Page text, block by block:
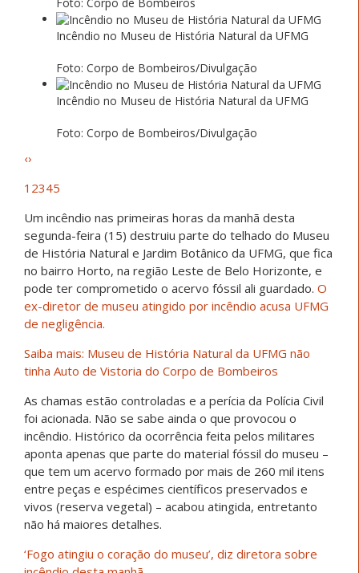
Incêndio no Museu de História Natural da UFMG
Foto: Corpo de Bombeiros/Divulgação
Incêndio no Museu de História Natural da UFMG
Foto: Corpo de Bombeiros/Divulgação
‹›
1 2345
Um incêndio nas primeiras horas da manhã desta
segunda-feira (15) destruiu parte do telhado do Museu
de História Natural e Jardim Botânico da UFMG, que fica
no bairro Horto, na região Leste de Belo Horizonte, e
pode ter comprometido o acervo fóssil ali guardado. O
ex-diretor de museu atingido por incêndio acusa UFMG
de negligência.
Saiba mais: Museu de História Natural da UFMG não
tinha Auto de Vistoria do Corpo de Bombeiros
As chamas estão controladas e a perícia da Polícia Civil
foi acionada. Não se sabe ainda o que provocou o
incêndio. Histórico da ocorrência feita pelos militares
aponta apenas que parte do material fóssil do museu –
que tem um acervo formado por mais de 260 mil itens
entre peças e espécimes científicos preservados e
vivos (reserva vegetal) – acabou atingida, entretanto
não há maiores detalhes.
‘Fogo atingiu o coração do museu’, diz diretora sobre